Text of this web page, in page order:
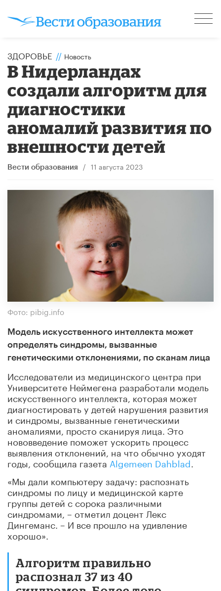
ЗДОРОВЬЕ // Новость
В Нидерландах
создали алгоритм для
диагностики
аномалий развития по
внешности детей
Вести образования / 11 августа 2023
Фото: pibig.info
Модель искусственного интеллекта может
определять синдромы, вызванные
генетическими отклонениями, по сканам лица
Исследователи из медицинского центра при
Университете Неймегена разработали модель
искусственного интеллекта, которая может
диагностировать у детей нарушения развития
и синдромы, вызванные генетическими
аномалиями, просто сканируя лица. Это
нововведение поможет ускорить процесс
выявления отклонений, на что обычно уходят
годы, сообщила газетаAlgemeen Dahblad.
«Мы дали компьютеру задачу: распознать
синдромы по лицу и медицинской карте
группы детей с сорока различными
синдромами, – отметил доцент Лекс
Дингеманс. – И все прошло на удивление
хорошо».
Алгоритм правильно
распознал 37 из 40